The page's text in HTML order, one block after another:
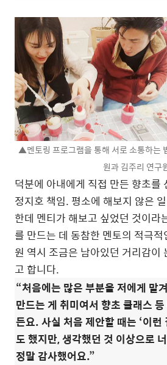
▲멘토링 프로그램을 통해 서로 소통하는
원과 김주리 연구
덕분에 아내에게 직접 만든 향초를
정지호 책임. 평소에 해보지 않은
한데 멘티가 해보고 싶었던 것이라
를 만드는 데 동참한 멘토의 적극
원 역시 조금은 남아있던 거리감이
고 합니다.
“처음에는 많은 부분을 저에게 맡
만드는 게 취미여서 향초 클래스
든요. 사실 처음 제안할 때는 ‘이런
도 했지만, 생각했던 것 이상으로
정말 감사했어요.”